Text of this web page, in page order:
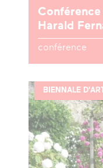
Harald
conférence
BIENNALE